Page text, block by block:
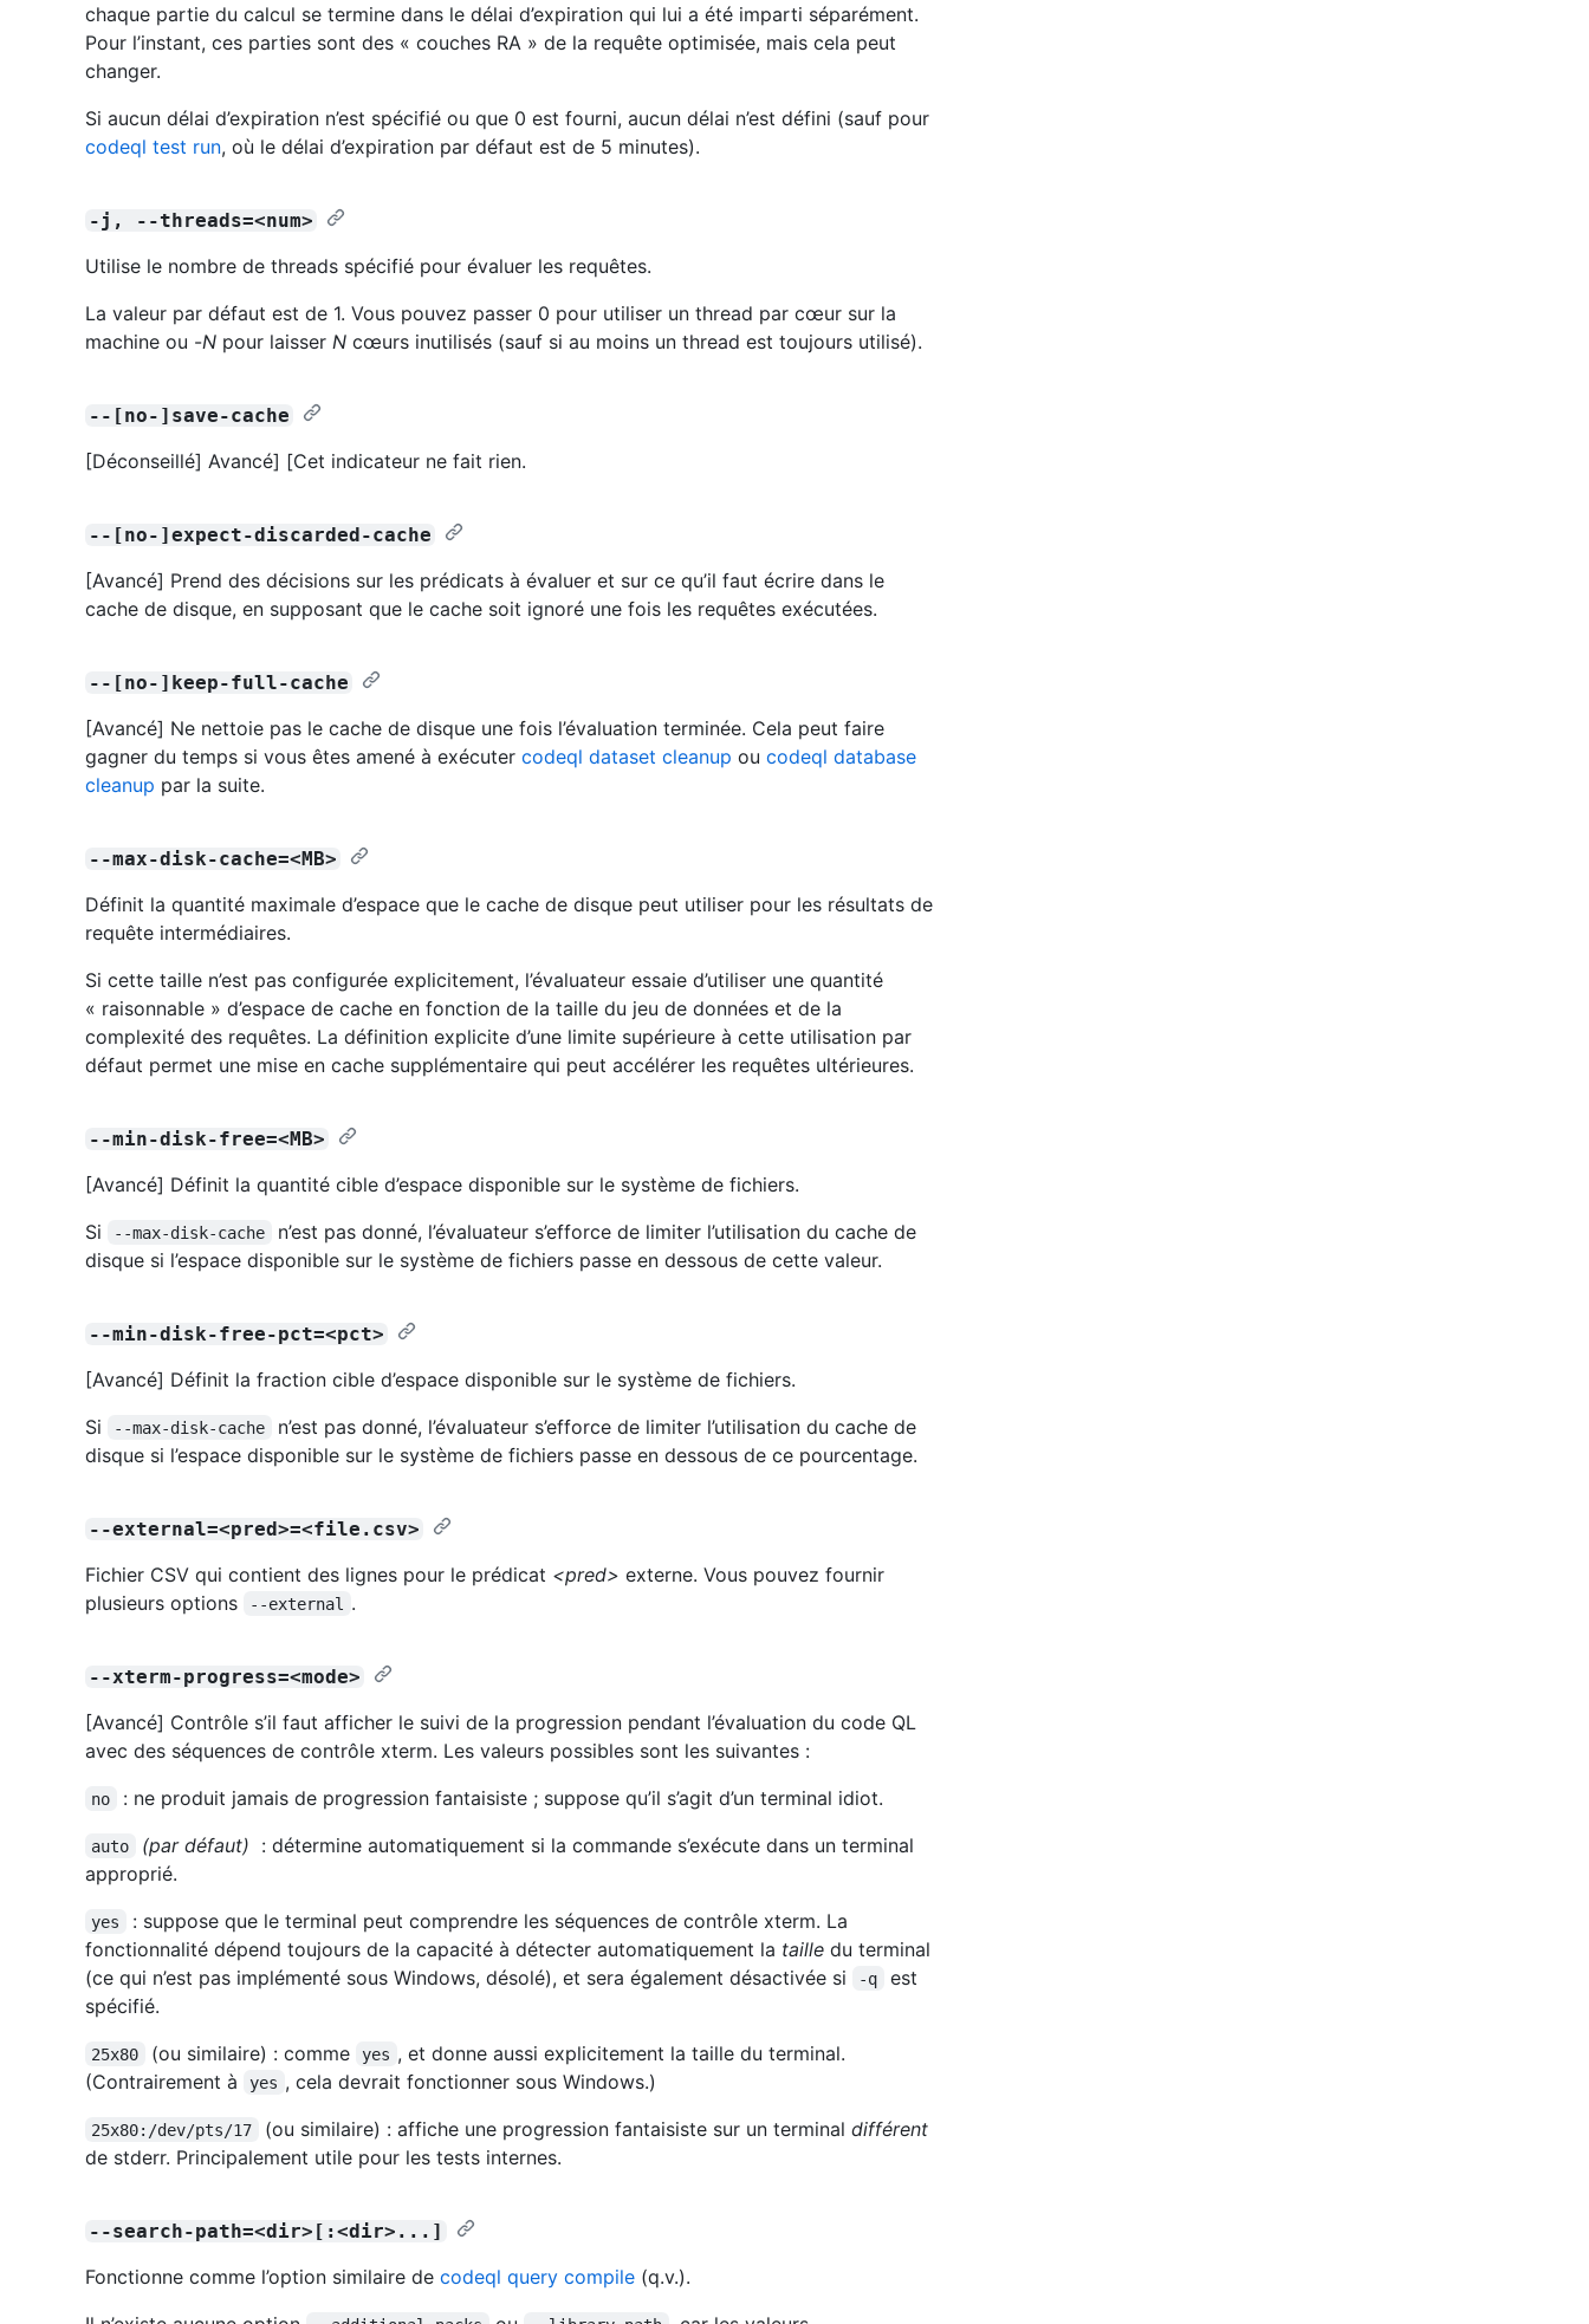
chaque partie du calcul se termine dans le délai d’expiration qui lui a été imparti séparément.
Pour l’instant, ces parties sont des « couches RA » de la requête optimisée, mais cela peut
changer.
Si aucun délai d’expiration n’est spécifié ou que 0 est fourni, aucun délai n’est défini (sauf pour
codeql test run, où le délai d’expiration par défaut est de 5 minutes).
-j, --threads=<num>
Utilise le nombre de threads spécifié pour évaluer les requêtes.
La valeur par défaut est de 1. Vous pouvez passer 0 pour utiliser un thread par cœur sur la
machine ou -N pour laisser N cœurs inutilisés (sauf si au moins un thread est toujours utilisé).
--[no-]save-cache
[Déconseillé] Avancé] [Cet indicateur ne fait rien.
--[no-]expect-discarded-cache
[Avancé] Prend des décisions sur les prédicats à évaluer et sur ce qu’il faut écrire dans le
cache de disque, en supposant que le cache soit ignoré une fois les requêtes exécutées.
--[no-]keep-full-cache
[Avancé] Ne nettoie pas le cache de disque une fois l’évaluation terminée. Cela peut faire
gagner du temps si vous êtes amené à exécuter codeql dataset cleanup ou codeql database
cleanup par la suite.
--max-disk-cache=<MB>
Définit la quantité maximale d’espace que le cache de disque peut utiliser pour les résultats de
requête intermédiaires.
Si cette taille n’est pas configurée explicitement, l’évaluateur essaie d’utiliser une quantité
« raisonnable » d’espace de cache en fonction de la taille du jeu de données et de la
complexité des requêtes. La définition explicite d’une limite supérieure à cette utilisation par
défaut permet une mise en cache supplémentaire qui peut accélérer les requêtes ultérieures.
--min-disk-free=<MB>
[Avancé] Définit la quantité cible d’espace disponible sur le système de fichiers.
Si
--max-disk-cache
n’est pas donné, l’évaluateur s’efforce de limiter l’utilisation du cache de
disque si l’espace disponible sur le système de fichiers passe en dessous de cette valeur.
--min-disk-free-pct=<pct>
[Avancé] Définit la fraction cible d’espace disponible sur le système de fichiers.
Si
--max-disk-cache
n’est pas donné, l’évaluateur s’efforce de limiter l’utilisation du cache de
disque si l’espace disponible sur le système de fichiers passe en dessous de ce pourcentage.
--external=<pred>=<file.csv>
Fichier CSV qui contient des lignes pour le prédicat <pred> externe. Vous pouvez fournir
plusieurs options
--external .
--xterm-progress=<mode>
[Avancé] Contrôle s’il faut afficher le suivi de la progression pendant l’évaluation du code QL
avec des séquences de contrôle xterm. Les valeurs possibles sont les suivantes :
no : ne produit jamais de progression fantaisiste ; suppose qu’il s’agit d’un terminal idiot.
auto (par défaut) : détermine automatiquement si la commande s’exécute dans un terminal
approprié.
yes
: suppose que le terminal peut comprendre les séquences de contrôle xterm. La
fonctionnalité dépend toujours de la capacité à détecter automatiquement la taille du terminal
(ce qui n’est pas implémenté sous Windows, désolé), et sera également désactivée si
-q
est
spécifié.
25x80 (ou similaire) : comme yes , et donne aussi explicitement la taille du terminal.
(Contrairement à
yes , cela devrait fonctionner sous Windows.)
25x80:/dev/pts/17 (ou similaire) : affiche une progression fantaisiste sur un terminal différent
de stderr. Principalement utile pour les tests internes.
--search-path=<dir>[:<dir>...]
Fonctionne comme l’option similaire de codeql query compile (q.v.).